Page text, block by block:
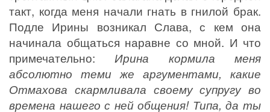
такт, когда меня начали гнать в гнилой брак.
Подле Ирины возникал Слава, с кем она
начинала общаться наравне со мной. И что
примечательно:Ирина кормила меня
абсолютно теми же аргументами, какие
Отмахова скармливала своему супругу во
времена нашего с ней общения! Типа, да ты